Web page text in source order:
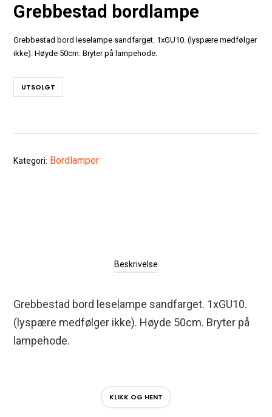
Grebbestad bordlampe
Grebbestad bord leselampe sandfarget. 1xGU10. (lyspære medfølger
ikke). Høyde 50cm. Bryter på lampehode.
UTSOLGT
Kategori: Bordlamper
Beskrivelse
Grebbestad bord leselampe sandfarget. 1xGU10.
(lyspære medfølger ikke). Høyde 50cm. Bryter på
lampehode.
KLIKK OG HENT